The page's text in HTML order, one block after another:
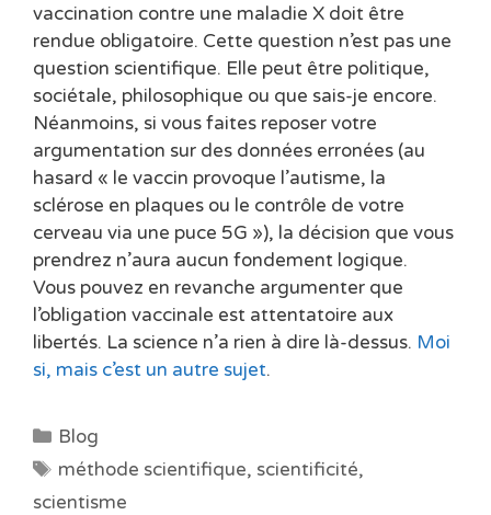
vaccination contre une maladie X doit être
rendue obligatoire. Cette question n’est pas une
question scientifique. Elle peut être politique,
sociétale, philosophique ou que sais-je encore.
Néanmoins, si vous faites reposer votre
argumentation sur des données erronées (au
hasard « le vaccin provoque l’autisme, la
sclérose en plaques ou le contrôle de votre
cerveau via une puce 5G »), la décision que vous
prendrez n’aura aucun fondement logique.
Vous pouvez en revanche argumenter que
l’obligation vaccinale est attentatoire aux
libertés. La science n’a rien à dire là-dessus. Moi
si, mais c’est un autre sujet.
Catégories
Blog
Étiquettes
méthode scientifique, scientificité,
scientisme